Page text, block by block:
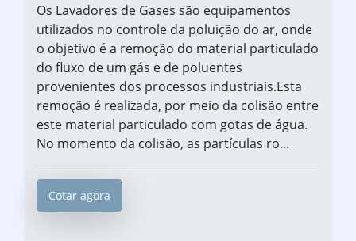
Os Lavadores de Gases são equipamentos
utilizados no controle da poluição do ar, onde
o objetivo é a remoção do material particulado
do fluxo de um gás e de poluentes
provenientes dos processos industriais.Esta
remoção é realizada, por meio da colisão entre
este material particulado com gotas de água.
No momento da colisão, as partículas ro...
Cotar agora